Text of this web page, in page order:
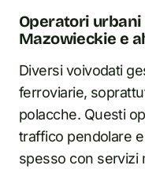
Operatori urbani
Mazowieckie e
Diversi voivodati
ferroviarie,
polacche. Questi
traffico pendolare
spesso con servizi